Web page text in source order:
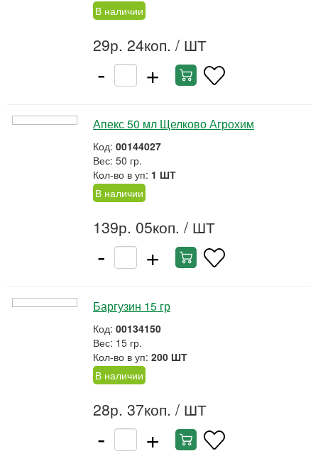
В наличии
29р. 24коп. / ШТ
- +
Апекс 50 мл Щелково Агрохим
Код: 00144027
Вес: 50 гр.
Кол-во в уп: 1 ШТ
В наличии
139р. 05коп. / ШТ
- +
Баргузин 15 гр
Код: 00134150
Вес: 15 гр.
Кол-во в уп: 200 ШТ
В наличии
28р. 37коп. / ШТ
- +